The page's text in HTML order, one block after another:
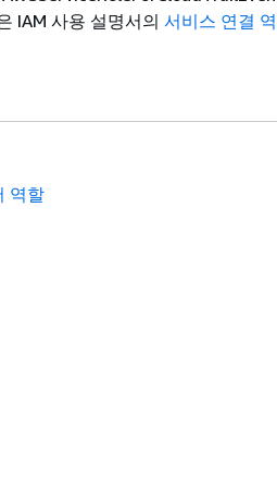
IAM 사용 설명서의 서비스 연결
역할